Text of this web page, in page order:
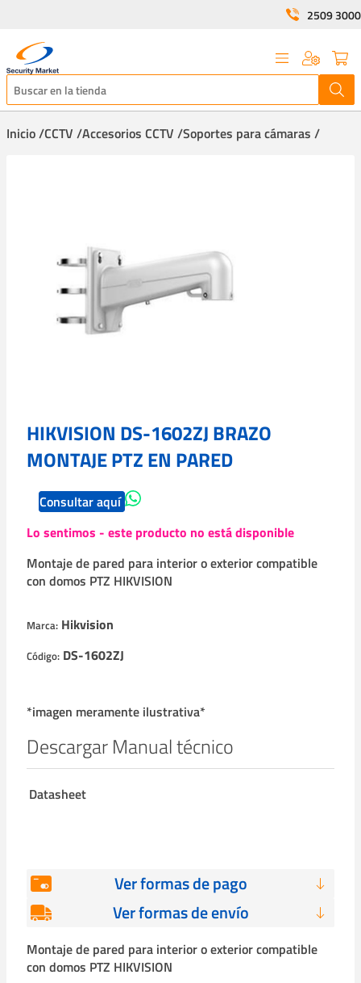
2509 3000
Inicio /CCTV /Accesorios CCTV /Soportes para cámaras /
HIKVISION DS-1602ZJ BRAZO
MONTAJE PTZ EN PARED
Consultar aquí
Lo sentimos - este producto no está disponible
Montaje de pared para interior o exterior compatible
con domos PTZ HIKVISION
Marca: Hikvision
Código: DS-1602ZJ
*imagen meramente ilustrativa*
Descargar Manual técnico
Datasheet
Ver formas de pago
Ver formas de envío
Montaje de pared para interior o exterior compatible
con domos PTZ HIKVISION